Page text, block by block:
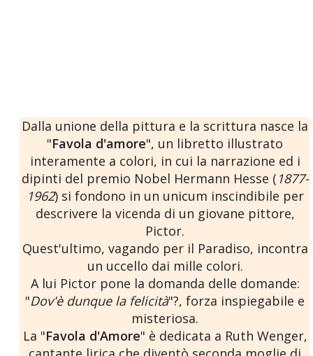
Dalla unione della pittura e la scrittura nasce la
"Favola d'amore", un libretto illustrato
interamente a colori, in cui la narrazione ed i
dipinti del premio Nobel Hermann Hesse ( 1877-
1962) si fondono in un unicum inscindibile per
descrivere la vicenda di un giovane pittore,
Pictor.
Quest'ultimo, vagando per il Paradiso, incontra
un uccello dai mille colori.
A lui Pictor pone la domanda delle domande:
"Dov'è dunque la felicità"?, forza inspiegabile e
misteriosa.
La "Favola d'Amore" è dedicata a Ruth Wenger,